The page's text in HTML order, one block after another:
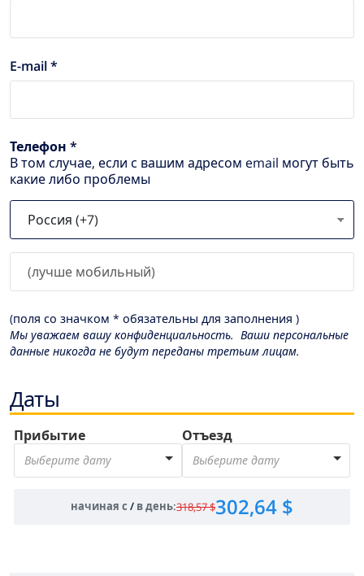
E-mail *
Телефон *
В том случае, если с вашим адресом email могут быть
какие либо проблемы
(поля со значком * обязательны для заполнения )
Мы уважаем вашу конфиденциальность. Ваши персональные
данные никогда не будут переданы третьим лицам.
Даты
Прибытие
Выберите дату
Отъезд
Выберите дату
начиная с / в день:318,57 $302,64 $